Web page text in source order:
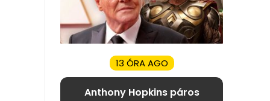
13 ÓRA AGO
Anthony Hopkins páros